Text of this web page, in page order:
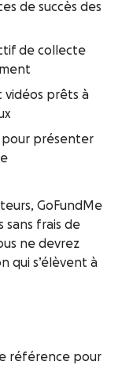
de succès des
de collecte
vidéos prêts à
pour présenter
GoFundMe
frais de
ne devrez
qui s’élèvent à
référence pour